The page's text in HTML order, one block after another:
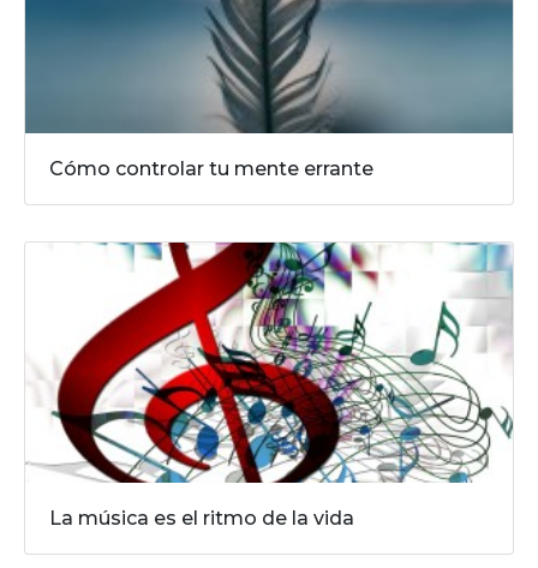
Cómo controlar tu mente errante
La música es el ritmo de la vida